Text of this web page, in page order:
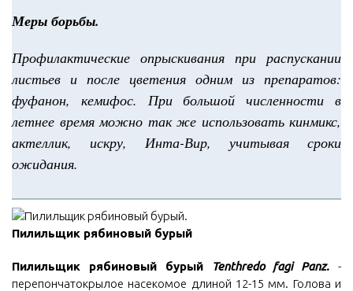
Меры борьбы.
Профилактические опрыскивания при распускании
листьев и после цветения одним из препаратов:
фуфанон, кемифос. При большой численности в
летнее время можно так же использовать кинмикс,
актеллик, искру, Инта-Вир, учитывая сроки
ожидания.
Пилильщик рябиновый бурый
Пилильщик рябиновый бурый Tenthredo fagi Panz.
-
перепончатокрылое насекомое длиной 12-15 мм. Голова и